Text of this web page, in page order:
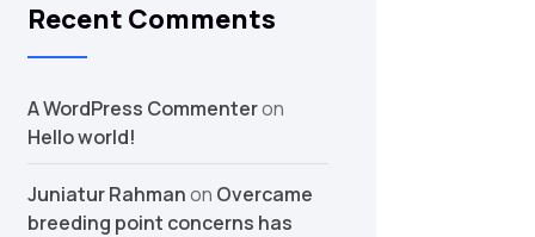
Recent Comments
A WordPress Commenteron
Hello world!
Juniatur Rahmanon Overcame
breeding point concerns has